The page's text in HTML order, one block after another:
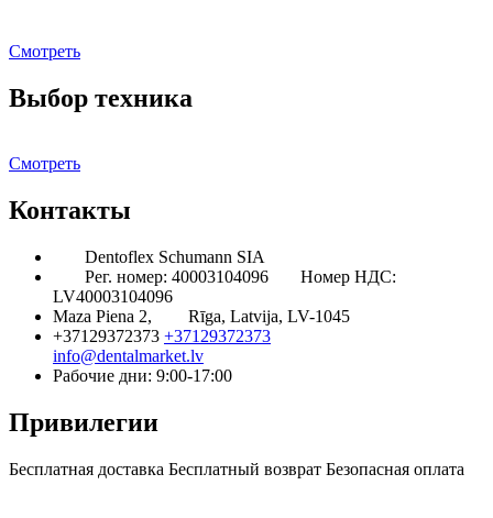
Смотреть
Выбор техника
Смотреть
Контакты
Dentoflex Schumann SIA
Рег. номер: 40003104096
Номер НДС:
LV40003104096
Maza Piena 2,
Rīga, Latvija, LV-1045
+37129372373 +37129372373
info@dentalmarket.lv
Рабочие дни: 9:00-17:00
Привилегии
Бесплатная доставка Бесплатный возврат Безопасная оплата